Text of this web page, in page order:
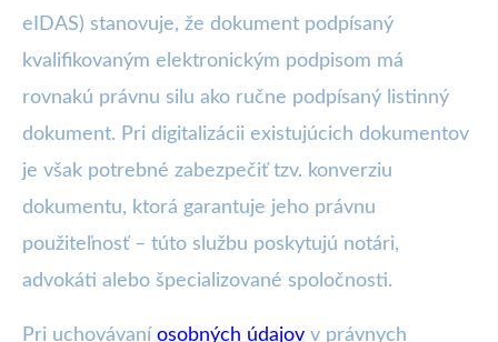
eIDAS) stanovuje, že dokument podpísaný
kvalifikovaným elektronickým podpisom má
rovnakú právnu silu ako ručne podpísaný listinný
dokument. Pri digitalizácii existujúcich dokumentov
je však potrebné zabezpečiť tzv. konverziu
dokumentu, ktorá garantuje jeho právnu
použiteľnosť – túto službu poskytujú notári,
advokáti alebo špecializované spoločnosti.
Pri uchovávaní osobných údajov v právnych